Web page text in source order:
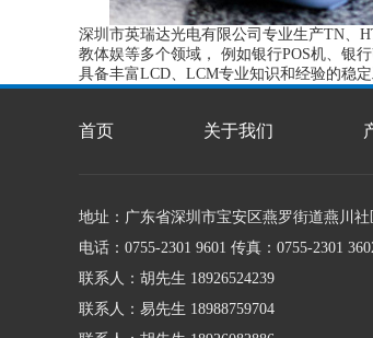
深圳市英瑞达光电有限公司专业生产TN、
教体娱等多个领域， 例如银行POS机、银
具备丰富LCD、LCM专业知识和经验的稳
首页 关于我们
地址：广东省深圳市宝安区燕罗街道燕川社
电话：0755-2301 9601 传真：0755-2301
联系人：胡先生 18926524239
联系人：易先生 18988759704